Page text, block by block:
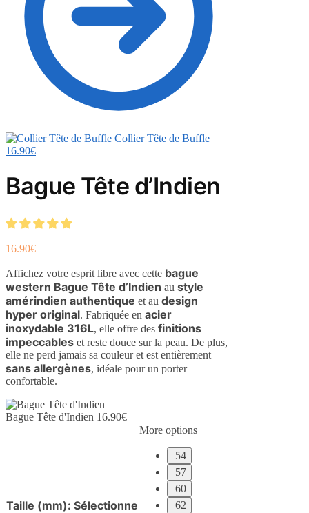
Collier Tête de Buffle
16.90€
Bague Tête d’Indien
16.90€
Affichez votre esprit libre avec cette bague
western Bague Tête d’Indien au style
amérindien authentique et au design
hyper original. Fabriquée en acier
inoxydable 316L, elle offre des finitions
impeccables et reste douce sur la peau. De plus,
elle ne perd jamais sa couleur et est entièrement
sans allergènes, idéale pour un porter
confortable.
Bague Tête d'Indien 16.90€
Taille (mm): Sélectionne
More options
54
57
60
62